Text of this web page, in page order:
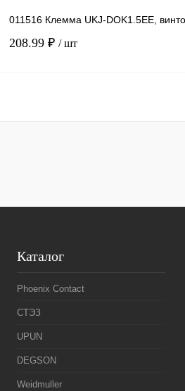
011516 Клемма UKJ-DOK1.5EE,
208.99 ₽ / шт
Каталог
Phoenix Contact
СТЭЗ
UPUN
DEGSON
Weidmuller